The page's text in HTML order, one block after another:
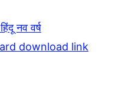
नव वर्ष
download link